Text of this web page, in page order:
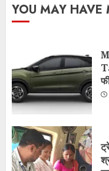
YOU MAY HAVE